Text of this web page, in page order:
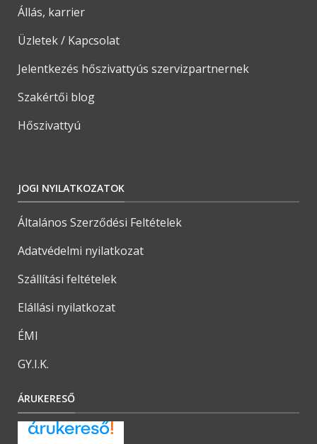
Állás, karrier
Üzletek / Kapcsolat
Jelentkezés hőszivattyús szervizpartnernek
Szakértői blog
Hőszivattyú
JOGI NYILATKOZATOK
Általános Szerződési Feltételek
Adatvédelmi nyilatkozat
Szállítási feltételek
Elállási nyilatkozat
ÉMI
GY.I.K.
ÁRUKERESŐ